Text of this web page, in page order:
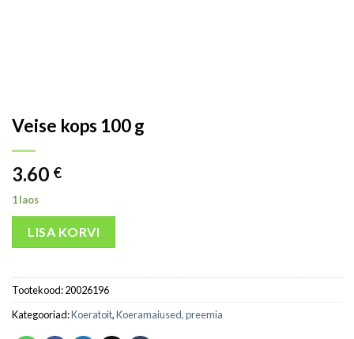
Veise kops 100 g
3.60 €
1 laos
LISA KORVI
Tootekood:20026196
Kategooriad:Koeratoit,Koeramaiused, preemia